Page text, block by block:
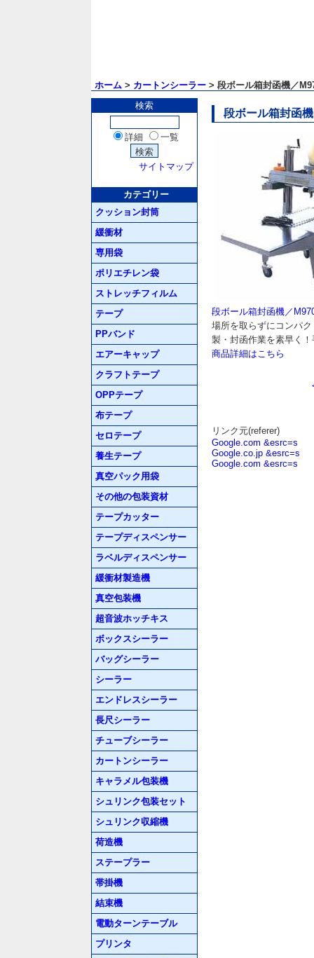
ホーム > カートンシーラー > 段ボール箱封函機／
検索
詳細 一覧
サイトマップ
カテゴリー
クッション封筒
緩衝材
専用袋
ポリエチレン袋
ストレッチフィルム
テープ
PPバンド
エアーキャップ
クラフトテープ
OPPテープ
布テープ
セロテープ
養生テープ
真空パック用袋
その他の包装資材
テープカッター
テープディスペンサー
ラベルディスペンサー
緩衝材製造機
真空包装機
超音波ホッチキス
ボックスシーラー
バッグシーラー
シーラー
エンドレスシーラー
長尺シーラー
チューブシーラー
カートンシーラー
キャラメル包装機
シュリンク包装セット
シュリンク収縮機
荷造機
ステープラー
帯掛機
結束機
電動ターンテーブル
プリンタ
段ボール箱封函
段ボール箱封函機／
場所を取らずにコンパク
製・封函作業を素早く
商品詳細はこちら
リンク元(referer)
Google.com &esrc=s
Google.co.jp &esrc=s
Google.com &esrc=s